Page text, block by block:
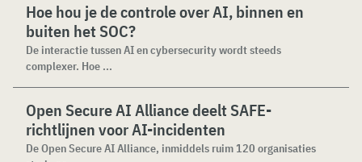
Hoe hou je de controle over AI, binnen en
buiten het SOC?
De interactie tussen AI en cybersecurity wordt steeds
complexer. Hoe ...
Open Secure AI Alliance deelt SAFE-
richtlijnen voor AI-incidenten
De Open Secure AI Alliance, inmiddels ruim 120 organisaties